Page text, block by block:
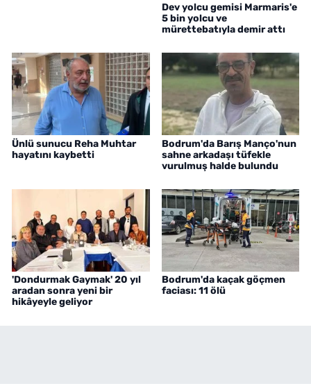
Dev yolcu gemisi Marmaris'e
5 bin yolcu ve
mürettebatıyla demir attı
Ünlü sunucu Reha Muhtar
hayatını kaybetti
Bodrum'da Barış Manço'nun
sahne arkadaşı tüfekle
vurulmuş halde bulundu
'Dondurmak Gaymak' 20 yıl
aradan sonra yeni bir
hikâyeyle geliyor
Bodrum'da kaçak göçmen
faciası: 11 ölü